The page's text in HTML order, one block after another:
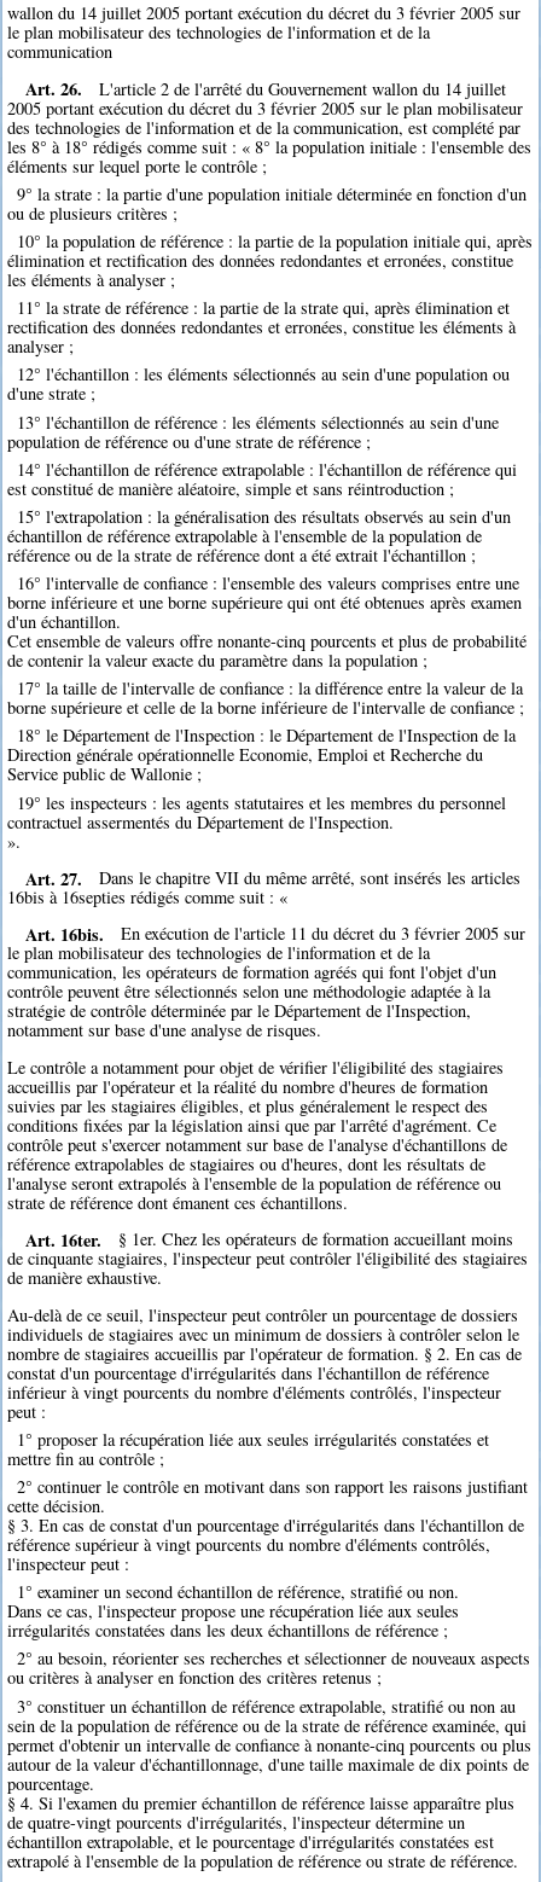
wallon du 14 juillet 2005 portant exécution du décret du 3 février 2005 sur
le plan mobilisateur des technologies de l'information et de la
communication
Art. 26.
L'article 2 de l'arrêté du Gouvernement wallon du 14 juillet
2005 portant exécution du décret du 3 février 2005 sur le plan mobilisateur
des technologies de l'information et de la communication, est complété par
les 8° à 18° rédigés comme suit : « 8° la population initiale : l'ensemble des
éléments sur lequel porte le contrôle ;
9° la strate : la partie d'une population initiale déterminée en fonction d'un
ou de plusieurs critères ;
10° la population de référence : la partie de la population initiale qui, après
élimination et rectification des données redondantes et erronées, constitue
les éléments à analyser ;
11° la strate de référence : la partie de la strate qui, après élimination et
rectification des données redondantes et erronées, constitue les éléments à
analyser ;
12° l'échantillon : les éléments sélectionnés au sein d'une population ou
d'une strate ;
13° l'échantillon de référence : les éléments sélectionnés au sein d'une
population de référence ou d'une strate de référence ;
14° l'échantillon de référence extrapolable : l'échantillon de référence qui
est constitué de manière aléatoire, simple et sans réintroduction ;
15° l'extrapolation : la généralisation des résultats observés au sein d'un
échantillon de référence extrapolable à l'ensemble de la population de
référence ou de la strate de référence dont a été extrait l'échantillon ;
16° l'intervalle de confiance : l'ensemble des valeurs comprises entre une
borne inférieure et une borne supérieure qui ont été obtenues après examen
d'un échantillon.
Cet ensemble de valeurs offre nonante-cinq pourcents et plus de probabilité
de contenir la valeur exacte du paramètre dans la population ;
17° la taille de l'intervalle de confiance : la différence entre la valeur de la
borne supérieure et celle de la borne inférieure de l'intervalle de confiance ;
18° le Département de l'Inspection : le Département de l'Inspection de la
Direction générale opérationnelle Economie, Emploi et Recherche du
Service public de Wallonie ;
19° les inspecteurs : les agents statutaires et les membres du personnel
contractuel assermentés du Département de l'Inspection.
».
Art. 27.
Dans le chapitre VII du même arrêté, sont insérés les articles
16bis à 16septies rédigés comme suit : «
Art. 16bis.
En exécution de l'article 11 du décret du 3 février 2005 sur
le plan mobilisateur des technologies de l'information et de la
communication, les opérateurs de formation agréés qui font l'objet d'un
contrôle peuvent être sélectionnés selon une méthodologie adaptée à la
stratégie de contrôle déterminée par le Département de l'Inspection,
notamment sur base d'une analyse de risques.
Le contrôle a notamment pour objet de vérifier l'éligibilité des stagiaires
accueillis par l'opérateur et la réalité du nombre d'heures de formation
suivies par les stagiaires éligibles, et plus généralement le respect des
conditions fixées par la législation ainsi que par l'arrêté d'agrément. Ce
contrôle peut s'exercer notamment sur base de l'analyse d'échantillons de
référence extrapolables de stagiaires ou d'heures, dont les résultats de
l'analyse seront extrapolés à l'ensemble de la population de référence ou
strate de référence dont émanent ces échantillons.
Art. 16ter.
§ 1er. Chez les opérateurs de formation accueillant moins
de cinquante stagiaires, l'inspecteur peut contrôler l'éligibilité des stagiaires
de manière exhaustive.
Au-delà de ce seuil, l'inspecteur peut contrôler un pourcentage de dossiers
individuels de stagiaires avec un minimum de dossiers à contrôler selon le
nombre de stagiaires accueillis par l'opérateur de formation. § 2. En cas de
constat d'un pourcentage d'irrégularités dans l'échantillon de référence
inférieur à vingt pourcents du nombre d'éléments contrôlés, l'inspecteur
peut :
1° proposer la récupération liée aux seules irrégularités constatées et
mettre fin au contrôle ;
2° continuer le contrôle en motivant dans son rapport les raisons justifiant
cette décision.
§ 3. En cas de constat d'un pourcentage d'irrégularités dans l'échantillon de
référence supérieur à vingt pourcents du nombre d'éléments contrôlés,
l'inspecteur peut :
1° examiner un second échantillon de référence, stratifié ou non.
Dans ce cas, l'inspecteur propose une récupération liée aux seules
irrégularités constatées dans les deux échantillons de référence ;
2° au besoin, réorienter ses recherches et sélectionner de nouveaux aspects
ou critères à analyser en fonction des critères retenus ;
3° constituer un échantillon de référence extrapolable, stratifié ou non au
sein de la population de référence ou de la strate de référence examinée, qui
permet d'obtenir un intervalle de confiance à nonante-cinq pourcents ou plus
autour de la valeur d'échantillonnage, d'une taille maximale de dix points de
pourcentage.
§ 4. Si l'examen du premier échantillon de référence laisse apparaître plus
de quatre-vingt pourcents d'irrégularités, l'inspecteur détermine un
échantillon extrapolable, et le pourcentage d'irrégularités constatées est
extrapolé à l'ensemble de la population de référence ou strate de référence.